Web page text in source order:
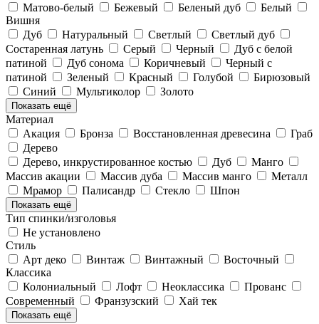
Матово-белый
Бежевый Беленый дуб
Белый
Вишня
Дуб
Натуральный Светлый
Светлый дуб
Состаренная латунь
Серый Черный
Дуб с белой
патиной
Дуб сонома Коричневый
Черный с
патиной
Зеленый Красный Голубой
Бирюзовый
Синий
Мультиколор Золото
Показать ещё
Материал
Акация
Бронза Восстановленная древесина
Граб
Дерево
Дерево, инкрустированное костью
Дуб
Манго
Массив акации
Массив дуба Массив манго
Металл
Мрамор
Палисандр Стекло Шпон
Показать ещё
Тип спинки/изголовья
Не установлено
Стиль
Арт деко
Винтаж Винтажный
Восточный
Классика
Колониальный
Лофт Неоклассика
Прованс
Современный
Франзузский Хай тек
Показать ещё